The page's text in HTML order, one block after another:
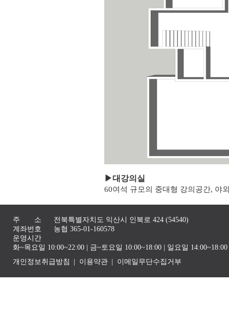
▶대강의실
60여석 규모의 중대형 강의공간, 야
주 소
전북특별자치도 익산시 인북로 424 (54540)
계좌번호
농협 365-01-160578
운영시간
화~목요일 10:00~22:00 | 금~토요일 10:00~18:00 | 일요일
개인정보취급방침
이용약관 이메일무단수집거부